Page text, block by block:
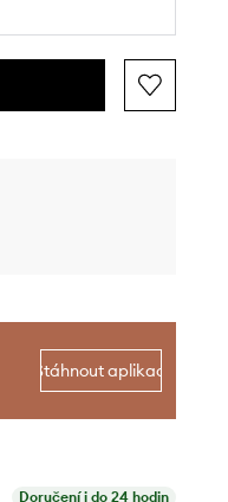
Stáhnout aplikaci
Doručení i do 24 hodin